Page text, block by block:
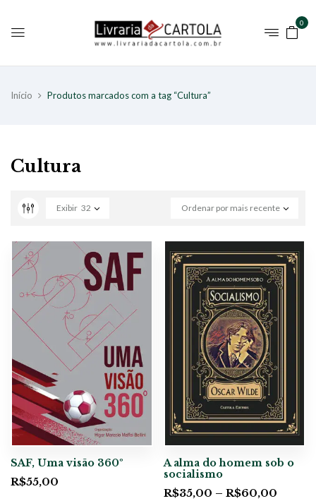
0
Início Produtos marcados com a tag “Cultura”
Cultura
Ordenar por mais recente
Exibir 32
SAF, Uma visão 360º
R$55,00
A alma do homem sob o
socialismo
R$35,00 – R$60,00